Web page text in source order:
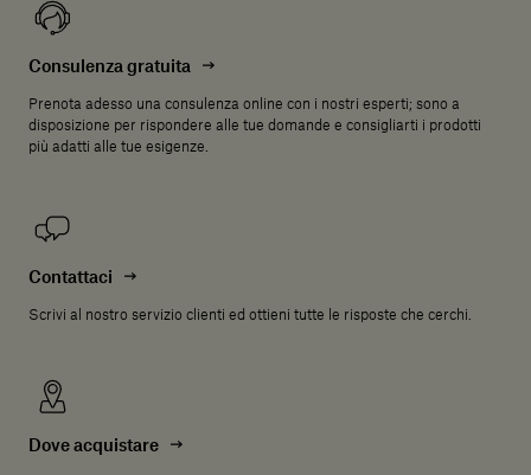
Consulenza gratuita
Prenota adesso una consulenza online con i nostri esperti; sono a
disposizione per rispondere alle tue domande e consigliarti i prodotti
più adatti alle tue esigenze.
Contattaci
Scrivi al nostro servizio clienti ed ottieni tutte le risposte che cerchi.
Dove acquistare